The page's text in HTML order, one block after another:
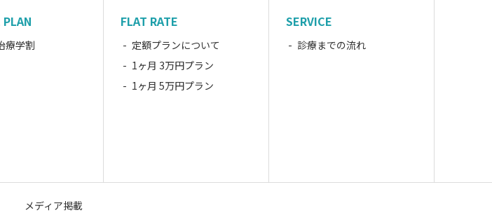
療学割
FLAT RATE
定額プランについて
1ヶ月 3万円プラン
1ヶ月 5万円プラン
SERVICE
診療までの流れ
メディア掲載